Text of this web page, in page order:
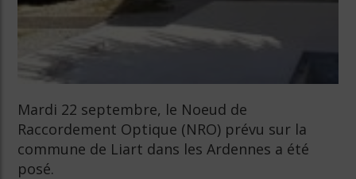
Mardi 22 septembre, le Noeud de
Raccordement Optique (NRO) prévu sur la
commune de Liart dans les Ardennes a été
posé.